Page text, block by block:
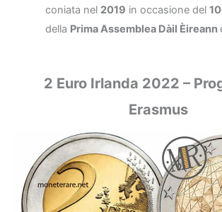
coniata nel 2019 in occasione del
della Prima Assemblea Dàil Èireann
2 Euro Irlanda 2022 –
Erasmus